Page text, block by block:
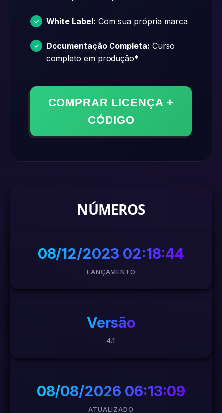
White Label: Com sua própria marca
Documentação Completa: Curso
completo em produção*
COMPRAR LICENÇA +
CÓDIGO
NÚMEROS
08/12/2023 02:18:44
LANÇAMENTO
Versão
4.1
08/08/2026 06:13:09
ATUALIZADO